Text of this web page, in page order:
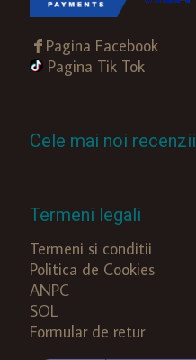
Pagina Facebook
Pagina Tik Tok
Cele mai noi recenzii
Termeni legali
Termeni si conditii
Politica de Cookies
ANPC
SOL
Formular de retur